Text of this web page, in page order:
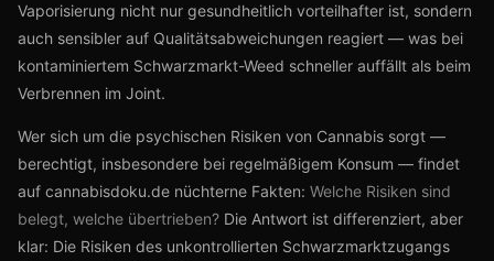
Vaporisierung nicht nur gesundheitlich vorteilhafter ist, sondern
auch sensibler auf Qualitätsabweichungen reagiert — was bei
kontaminiertem Schwarzmarkt-Weed schneller auffällt als beim
Verbrennen im Joint.
Wer sich um die psychischen Risiken von Cannabis sorgt —
berechtigt, insbesondere bei regelmäßigem Konsum — findet
auf cannabisdoku.de nüchterne Fakten: Welche Risiken sind
belegt, welche übertrieben? Die Antwort ist differenziert, aber
klar: Die Risiken des unkontrollierten Schwarzmarktzugangs